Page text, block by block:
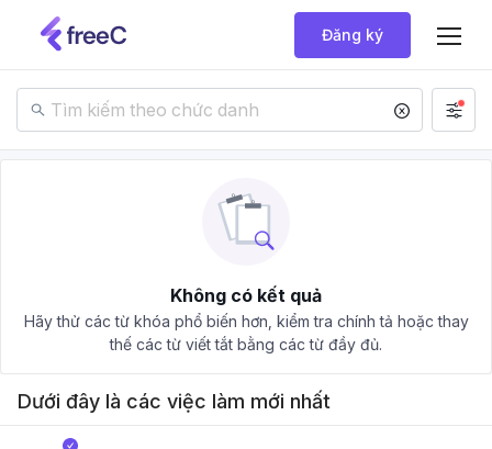
Đăng ký
Không có kết quả
Hãy thử các từ khóa phổ biến hơn, kiểm tra chính tả hoặc thay
thế các từ viết tắt bằng các từ đầy đủ.
Dưới đây là các việc làm mới nhất